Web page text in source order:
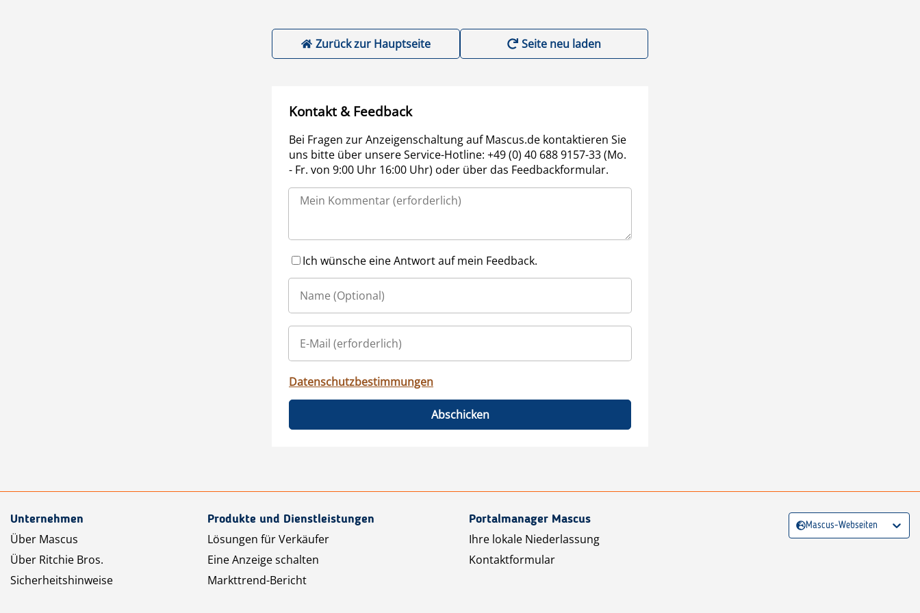
Zurück zur Hauptseite Seite neu laden
Kontakt & Feedback
Bei Fragen zur Anzeigenschaltung auf Mascus.de kontaktieren Sie
uns bitte über unsere Service-Hotline: +49 (0) 40 688 9157-33 (Mo.
- Fr. von 9:00 Uhr 16:00 Uhr) oder über das Feedbackformular.
Ich wünsche eine Antwort auf mein Feedback.
Datenschutzbestimmungen
Abschicken
Unternehmen
Über Mascus
Über Ritchie Bros.
Sicherheitshinweise
Produkte und Dienstleistungen
Lösungen für Verkäufer
Eine Anzeige schalten
Markttrend-Bericht
Portalmanager Mascus
Ihre lokale Niederlassung
Kontaktformular
Mascus-Webseiten